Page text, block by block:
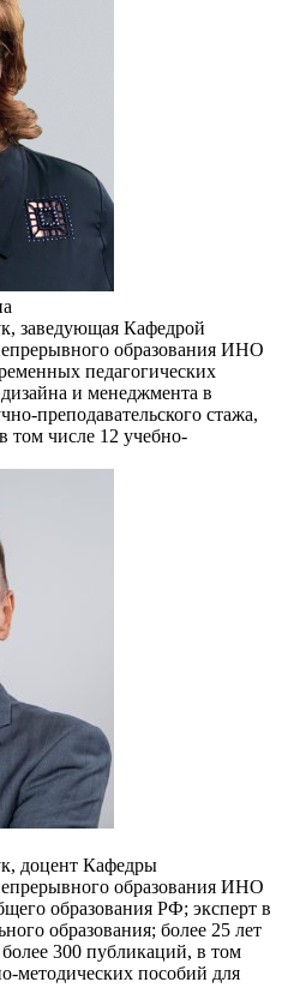
заведующая Кафедрой
образования ИНО
педагогических
и менеджмента в
преподавательского стажа,
том числе 12 учебно-
доцент Кафедры
образования ИНО
образования РФ; эксперт в
образования; более 25 лет
более 300 публикаций, в том
пособий для